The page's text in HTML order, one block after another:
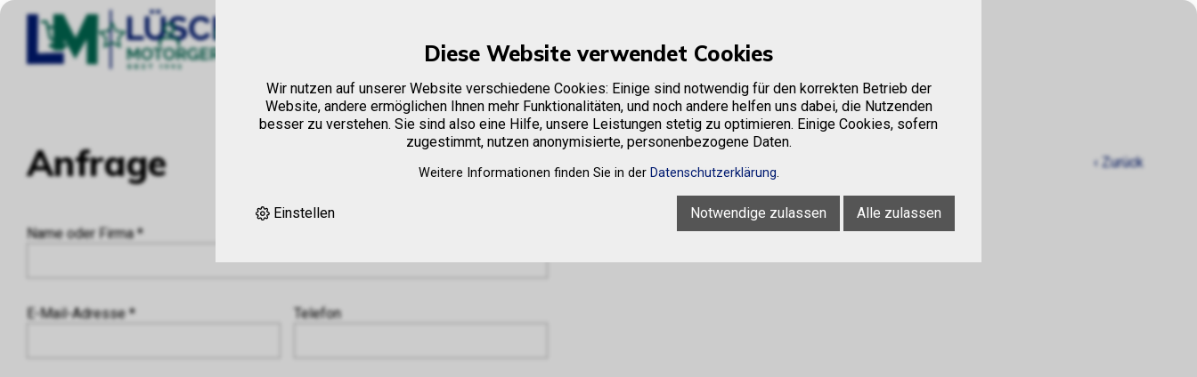
Home Firma Sortiment Occasionen Vermietung Kontakt Tipps
‹ Zurück
Anfrage
Name oder Firma *
E-Mail-Adresse * Telefon
Diese Website verwendet Cookies
Wir nutzen auf unserer Website verschiedene Cookies: Einige sind notwendig für den korrekten Betrieb der
Website, andere ermöglichen Ihnen mehr Funktionalitäten, und noch andere helfen uns dabei, die Nutzenden
besser zu verstehen. Sie sind also eine Hilfe, unsere Leistungen stetig zu optimieren. Einige Cookies, sofern
zugestimmt, nutzen anonymisierte, personenbezogene Daten.
Weitere Informationen finden Sie in der Datenschutzerklärung.
Einstellen Notwendige zulassen Alle zulassen